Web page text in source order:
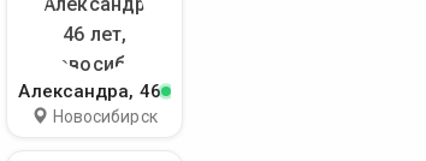
Александра, 46
Новосибирск